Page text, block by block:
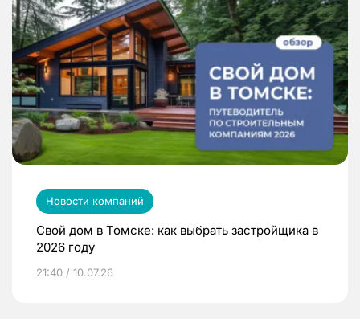
Новости компаний
Свой дом в Томске: как выбрать застройщика в
2026 году
21:40 / 10.07.26